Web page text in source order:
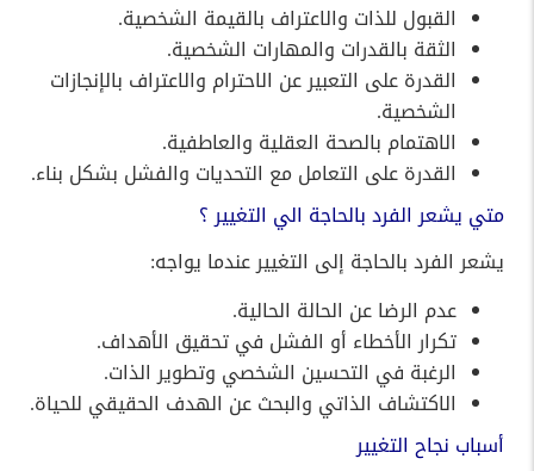
القبول للذات والاعتراف بالقيمة الشخصية.
الثقة بالقدرات والمهارات الشخصية.
القدرة على التعبير عن الاحترام والاعتراف بالإنجازات
الشخصية.
الاهتمام بالصحة العقلية والعاطفية.
القدرة على التعامل مع التحديات والفشل بشكل بناء.
متي يشعر الفرد بالحاجة الي التغيير ؟
يشعر الفرد بالحاجة إلى التغيير عندما يواجه:
عدم الرضا عن الحالة الحالية.
تكرار الأخطاء أو الفشل في تحقيق الأهداف.
الرغبة في التحسين الشخصي وتطوير الذات.
الاكتشاف الذاتي والبحث عن الهدف الحقيقي للحياة.
أسباب نجاح التغيير